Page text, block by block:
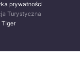
prywatności
Turystyczna
Tiger